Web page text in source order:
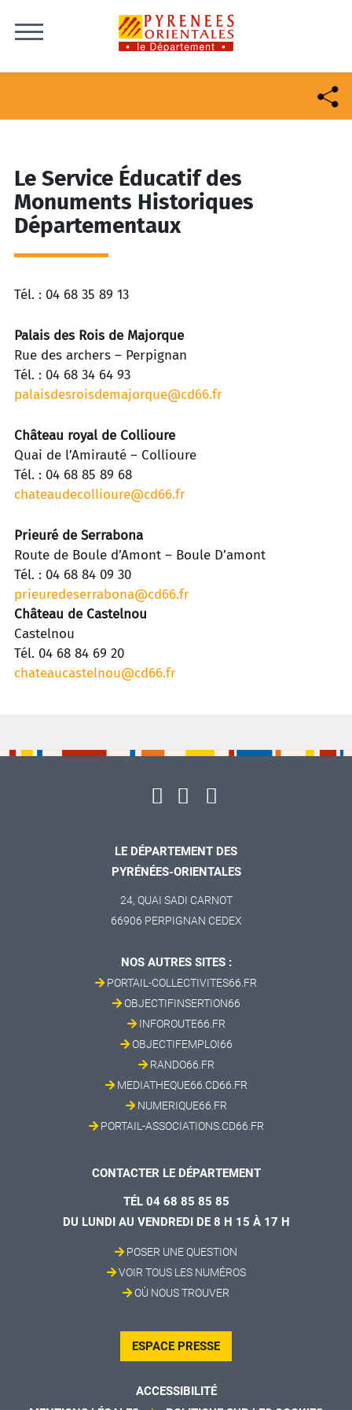
Le Service Éducatif des
Monuments Historiques
Départementaux
Tél. : 04 68 35 89 13
Palais des Rois de Majorque
Rue des archers – Perpignan
Tél. : 04 68 34 64 93
palaisdesroisdemajorque@cd66.fr
Château royal de Collioure
Quai de l’Amirauté – Collioure
Tél. : 04 68 85 89 68
chateaudecollioure@cd66.fr
Prieuré de Serrabona
Route de Boule d’Amont – Boule D’amont
Tél. : 04 68 84 09 30
prieuredeserrabona@cd66.fr
Château de Castelnou
Castelnou
Tél. 04 68 84 69 20
chateaucastelnou@cd66.fr
LE DÉPARTEMENT DES
PYRÉNÉES-ORIENTALES
24, QUAI SADI CARNOT
66906 PERPIGNAN CEDEX
NOS AUTRES SITES :
PORTAIL-COLLECTIVITES66.FR
OBJECTIFINSERTION66
INFOROUTE66.FR
OBJECTIFEMPLOI66
RANDO66.FR
MEDIATHEQUE66.CD66.FR
NUMERIQUE66.FR
PORTAIL-ASSOCIATIONS.CD66.FR
CONTACTER LE DÉPARTEMENT
TÉL 04 68 85 85 85
DU LUNDI AU VENDREDI DE 8 H 15 À 17 H
POSER UNE QUESTION
VOIR TOUS LES NUMÉROS
OÙ NOUS TROUVER
ESPACE PRESSE
ACCESSIBILITÉ